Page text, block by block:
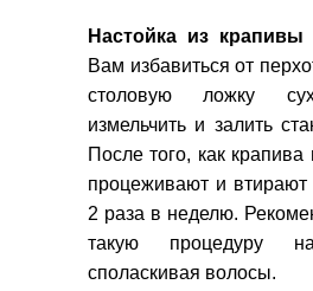
Настойка из крапивы
Вам избавиться от
столовую ложку
измельчить и залить
После того, как крапива
процеживают и втирают
2 раза в неделю.
такую процедуру
споласкивая волосы.